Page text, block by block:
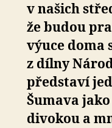
v našich
že budou
výuce doma
z dílny
představí
Šumava
divokou a